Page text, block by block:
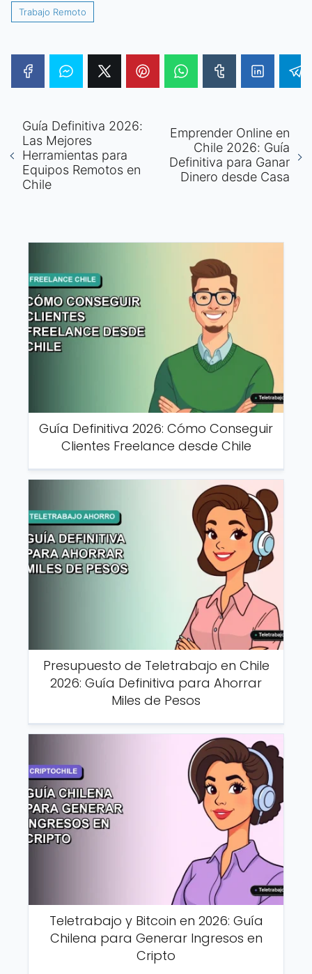
Trabajo Remoto
Guía Definitiva 2026:
Las Mejores
Herramientas para
Equipos Remotos en
Chile
Emprender Online en
Chile 2026: Guía
Definitiva para Ganar
Dinero desde Casa
Guía Definitiva 2026: Cómo Conseguir
Clientes Freelance desde Chile
Presupuesto de Teletrabajo en Chile
2026: Guía Definitiva para Ahorrar
Miles de Pesos
Teletrabajo y Bitcoin en 2026: Guía
Chilena para Generar Ingresos en
Cripto